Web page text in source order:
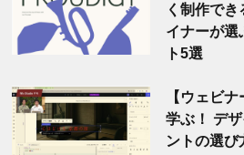
く制作で
イナーが選
ト5選
【ウェビ
学ぶ！ デ
ントの選び